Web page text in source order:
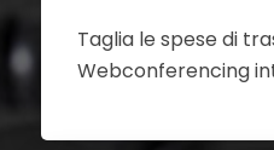
Taglia le spese di
Webconferencing